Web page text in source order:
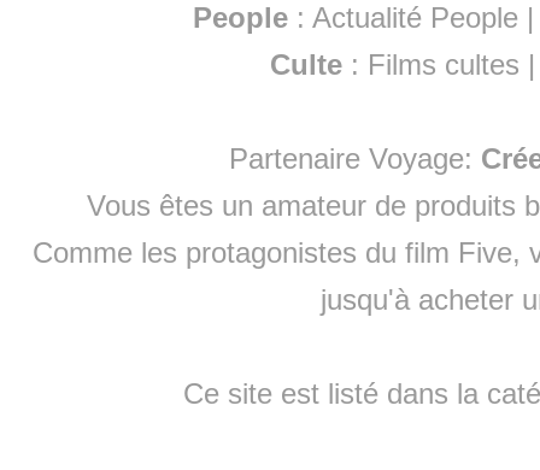
People :Actualité People
Culte : Films cultes
Partenaire Voyage:
Vous êtes un amateur de produits
Comme les protagonistes du film Five,
jusqu'à acheter
Ce site est listé dans la